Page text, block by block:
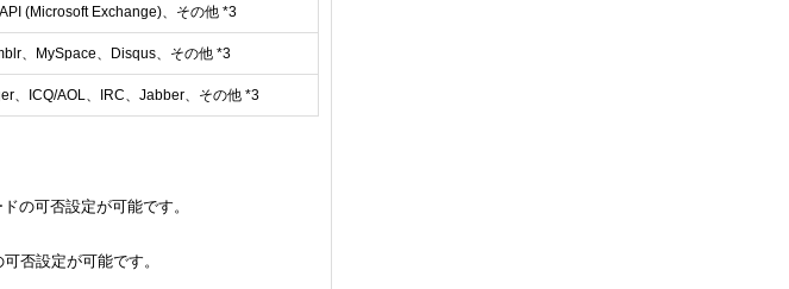
(Microsoft Exchange)、その他 *3
、MySpace、Disqus、その他 *3
、ICQ/AOL、IRC、Jabber、その他 *3
の可否設定が可能です。
否設定が可能です。